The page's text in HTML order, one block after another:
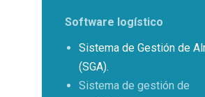
Software logístico
Sistema de Gestión de
(SGA).
Sistema de gestión de